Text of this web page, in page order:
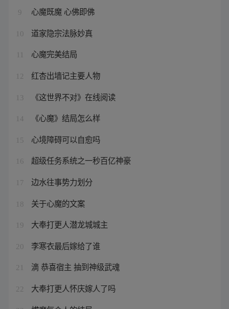
9 心魔既魔 心佛即佛
10 道家隐宗法脉妙真
心魔完美结局
12 红杏出墙记主要人物
13 《这世界不对》在线阅读
14 《心魔》结局怎么样
15 心境障碍可以自愈吗
16 超级任务系统之一秒百亿神豪
17 边水往事势力划分
18 关于心魔的文案
19 大奉打更人潜龙城城主
20 李寒衣最后嫁给了谁
21 滴 恭喜宿主 抽到神级武魂
22 大奉打更人怀庆嫁人了吗